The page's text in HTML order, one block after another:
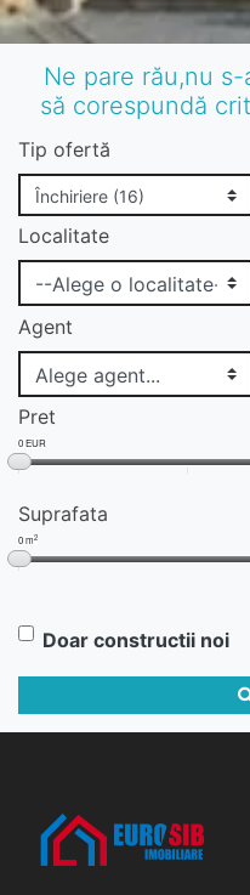
Ne pare rău,nu
să corespundă
Tip ofertă
Localitate
Agent
Pret
0 EUR
Suprafata
0 m2
Doar constructii noi